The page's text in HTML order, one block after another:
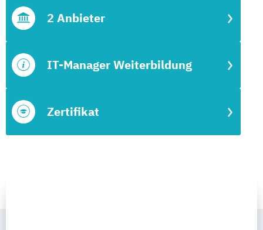
Zertifikat
IT-Manager Weiterbildung
2 Anbieter